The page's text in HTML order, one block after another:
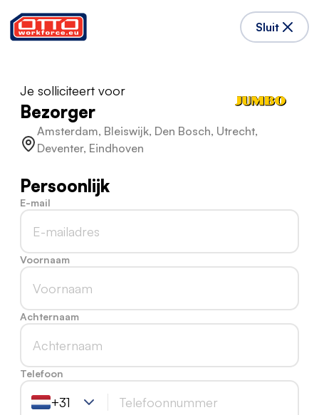
Sluit
Je solliciteert voor
Bezorger
Amsterdam, Bleiswijk, Den Bosch, Utrecht,
Deventer, Eindhoven
Persoonlijk
E-mail
Voornaam
Achternaam
Telefoon
+31